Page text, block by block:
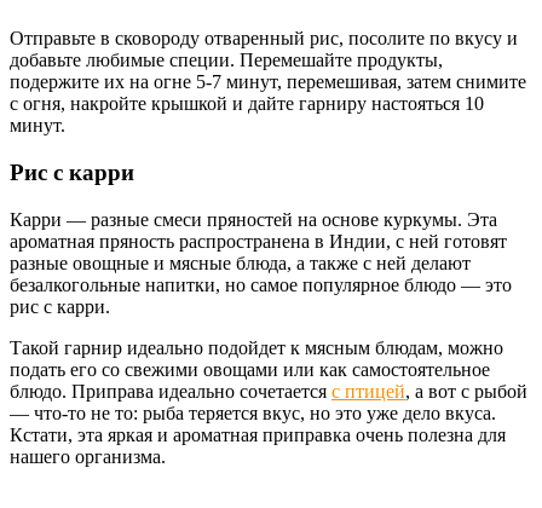
Отправьте в сковороду отваренный рис, посолите по вкусу и
добавьте любимые специи. Перемешайте продукты,
подержите их на огне 5-7 минут, перемешивая, затем снимите
с огня, накройте крышкой и дайте гарниру настояться 10
минут.
Рис с карри
Карри — разные смеси пряностей на основе куркумы. Эта
ароматная пряность распространена в Индии, с ней готовят
разные овощные и мясные блюда, а также с ней делают
безалкогольные напитки, но самое популярное блюдо — это
рис с карри.
Такой гарнир идеально подойдет к мясным блюдам, можно
подать его со свежими овощами или как самостоятельное
блюдо. Приправа идеально сочетается с птицей, а вот с рыбой
— что-то не то: рыба теряется вкус, но это уже дело вкуса.
Кстати, эта яркая и ароматная приправка очень полезна для
нашего организма.